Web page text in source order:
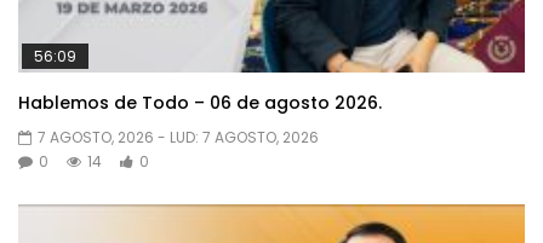
56:09
Hablemos de Todo – 06 de agosto 2026.
7 AGOSTO, 2026 - LUD: 7 AGOSTO, 2026
0
14 0